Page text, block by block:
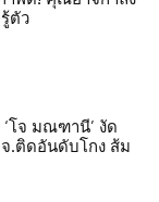
ตัว
โจ มณฑานี’ งัด
จ.ติดอันดับโกง ส้ม